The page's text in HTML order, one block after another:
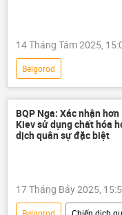
14 Tháng Tám 2025,
Belgorod
Chiến dịch quân sự đặc
Ukraina
Nga
Chính trị
Quân
BQP Nga: Xác nhận
Kiev sử dụng chất hóa
dịch quân sự đặc biệt
17 Tháng Bảy 2025,